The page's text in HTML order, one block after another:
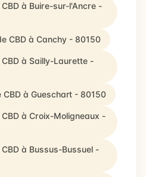
à Buire-sur-l'Ancre -
CBD à Canchy - 80150
à Sailly-Laurette -
à Gueschart - 80150
à Croix-Moligneaux -
à Bussus-Bussuel -